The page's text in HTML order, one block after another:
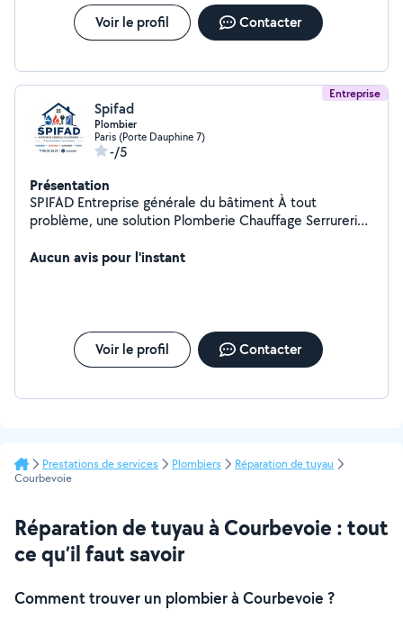
Voir le profil Contacter
Entreprise
Spifad
Plombier
Paris (Porte Dauphine 7)
-/5
Présentation
SPIFAD Entreprise générale du bâtiment À tout
problème, une solution Plomberie Chauffage Serrurerie
Aucun avis pour l'instant
Voir le profil Contacter
Prestations de services Plombiers
Réparation de tuyau
Courbevoie
Réparation de tuyau à Courbevoie : tout
ce qu’il faut savoir
Comment trouver un plombier à Courbevoie ?